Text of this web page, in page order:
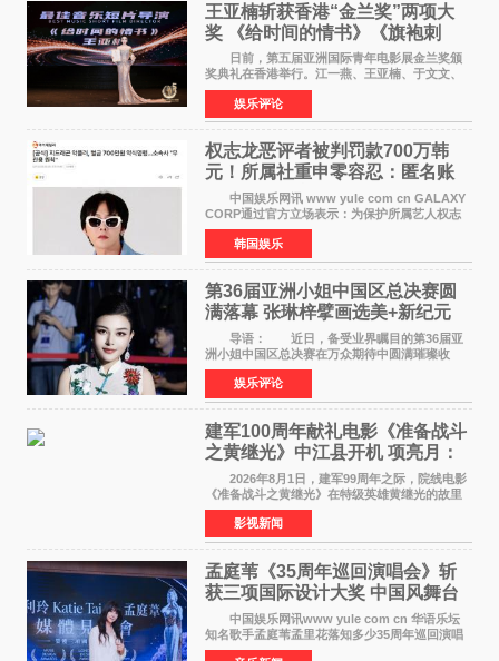
王亚楠斩获香港“金兰奖”两项大
奖 《给时间的情书》《旗袍刺
客》双双获肯定
日前，第五届亚洲国际青年电影展金兰奖颁
奖典礼在香港举行。江一燕、王亚楠、于文文、
李东学等知名演员出席活动。著名演员、导演王
亚楠凭借音乐故事片《给时间的情书》和院线电
影《旗袍刺客》
娱乐评论
权志龙恶评者被判罚款700万韩
元！所属社重申零容忍：匿名账
号也难逃刑责
中国娱乐网讯 www yule com cn GALAXY
CORP通过官方立场表示：为保护所属艺人权志
龙的名誉和权益，将持续对网络上发生的名誉损
害、散布虚假事实、侮辱、恶意诽谤等行为采取
法律应对措施。
韩国娱乐
第36届亚洲小姐中国区总决赛圆
满落幕 张琳梓擘画选美+新纪元
导语： 近日，备受业界瞩目的第36届亚
洲小姐中国区总决赛在万众期待中圆满璀璨收
官。整场盛典汇聚万千芳华，不仅完成了新一届
美丽代言人的加冕选拔，更在行业发展层面带来
颠覆性突破。活动
娱乐评论
建军100周年献礼电影《准备战斗
之黄继光》中江县开机 项亮月：
以光影为笔，书写英雄赞歌
2026年8月1日，建军99周年之际，院线电影
《准备战斗之黄继光》在特级英雄黄继光的故里
——四川省德阳市中江县黄继光出生地正式开
机。本片出品人、总制片人项亮月主持开机仪
式，&zwnj;特级英雄
影视新闻
孟庭苇《35周年巡回演唱会》斩
获三项国际设计大奖 中国风舞台
美学获全球认可
中国娱乐网讯www yule com cn 华语乐坛
知名歌手孟庭苇孟里花落知多少35周年巡回演唱
会再传喜讯。该演唱会先后荣获美国MUSE